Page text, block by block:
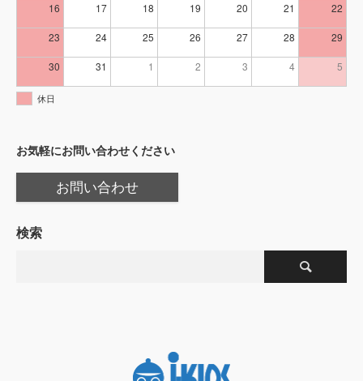
16 17 18 19 20 21 22
23 24 25 26 27 28 29
30 31 1 2 3 4 5
休日
お気軽にお問い合わせください
お問い合わせ
検索